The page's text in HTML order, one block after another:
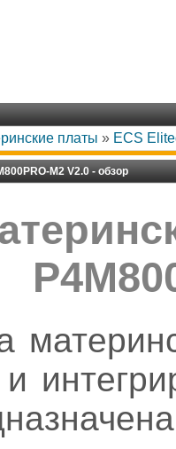
платы » ECS
M2 V2.0 - обзор